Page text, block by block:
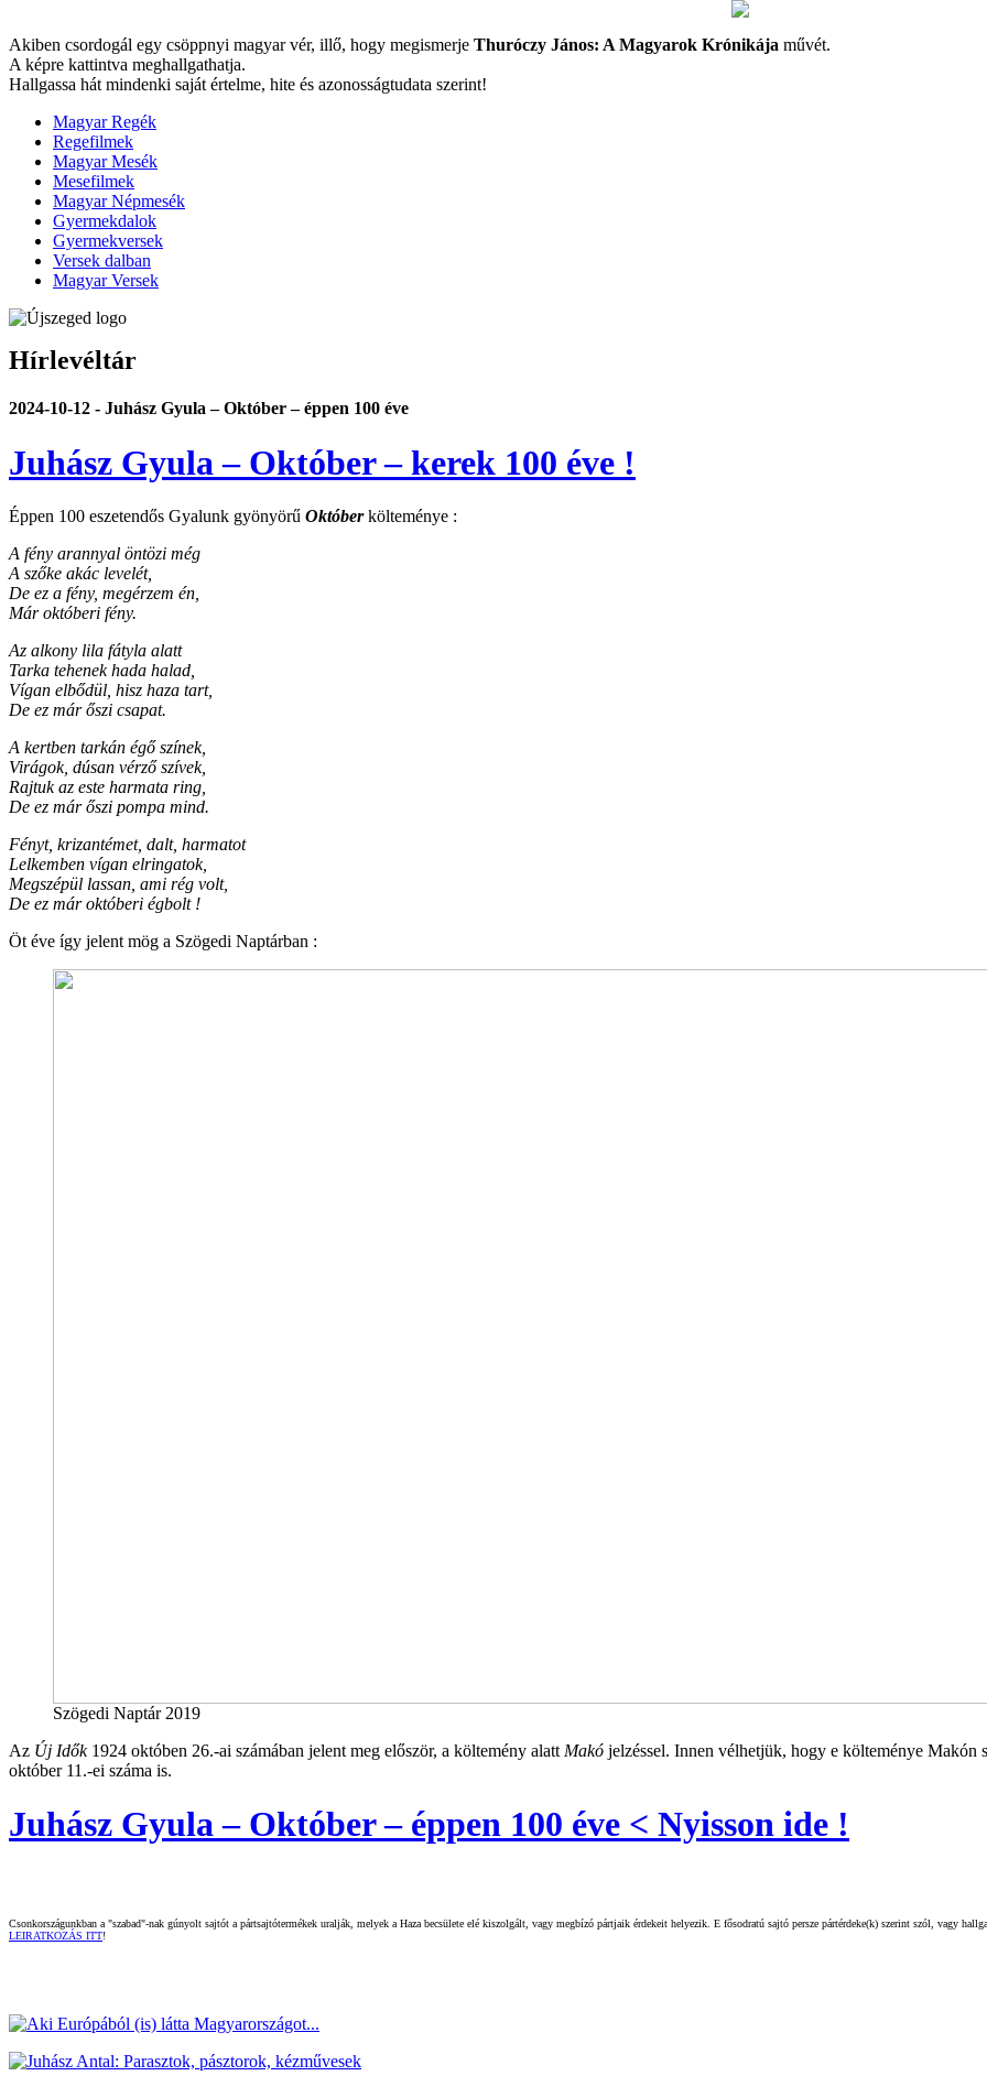
Akiben csordogál egy csöppnyi magyar vér, illő, hogy megismerje Thuróczy János: A Magyarok Krónikája művét.
A képre kattintva meghallgathatja.
Hallgassa hát mindenki saját értelme, hite és azonosságtudata szerint!
Magyar Regék
Regefilmek
Magyar Mesék
Mesefilmek
Magyar Népmesék
Gyermekdalok
Gyermekversek
Versek dalban
Magyar Versek
Hírlevéltár
2024-10-12 - Juhász Gyula – Október – éppen 100 éve
Juhász Gyula – Október – kerek 100 éve !
Éppen 100 eszetendős Gyalunk gyönyörű Októberkölteménye :
A fény arannyal öntözi még
A szőke akác levelét,
De ez a fény, megérzem én,
Már októberi fény.
Az alkony lila fátyla alatt
Tarka tehenek hada halad,
Vígan elbődül, hisz haza tart,
De ez már őszi csapat.
A kertben tarkán égő színek,
Virágok, dúsan vérző szívek,
Rajtuk az este harmata ring,
De ez már őszi pompa mind.
Fényt, krizantémet, dalt, harmatot
Lelkemben vígan elringatok,
Megszépül lassan, ami rég volt,
De ez már októberi égbolt !
Öt éve így jelent mög a Szögedi Naptárban :
Szögedi Naptár 2019
Az Új Idők1924 októben 26.-ai számában jelent meg először, a költemény alatt Makó jelzéssel. Innen vélhetjük, hogy e költeménye Makón
október 11.-ei száma is.
Juhász Gyula – Október – éppen 100 éve < Nyisson ide !
Csonkországunkban a "szabad"-nak gúnyolt sajtót a pártsajtótermékek uralják, melyek a Haza becsülete elé kiszolgált, vagy megbízó pártjaik érdekeit helyezik. E fősodratú sajtó persze pártérdeke(k) szerint szól, vagy
LEIRATKOZÁS ITT!